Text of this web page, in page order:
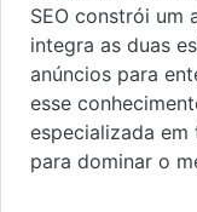
SEO constrói um
integra as duas
anúncios para
esse
especializada
para dominar o